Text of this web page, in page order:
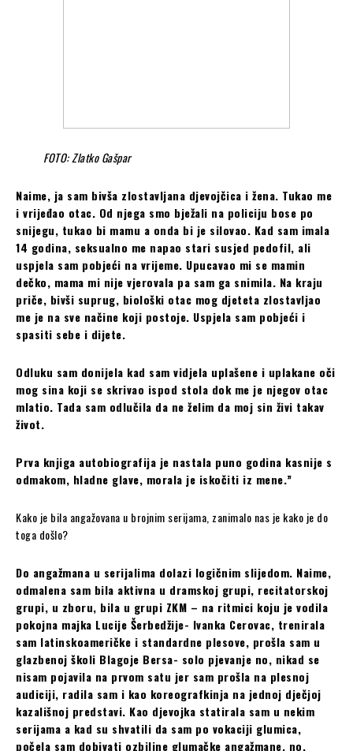
FOTO: Zlatko Gašpar
Naime, ja sam bivša zlostavljana djevojčica i žena. Tukao me
i vrijeđao otac. Od njega smo bježali na policiju bose po
snijegu, tukao bi mamu a onda bi je silovao. Kad sam imala
14 godina, seksualno me napao stari susjed pedofil, ali
uspjela sam pobjeći na vrijeme. Upucavao mi se mamin
dečko, mama mi nije vjerovala pa sam ga snimila. Na kraju
priče, bivši suprug, biološki otac mog djeteta zlostavljao
me je na sve načine koji postoje. Uspjela sam pobjeći i
spasiti sebe i dijete.
Odluku sam donijela kad sam vidjela uplašene i uplakane oči
mog sina koji se skrivao ispod stola dok me je njegov otac
mlatio. Tada sam odlučila da ne želim da moj sin živi takav
život.
Prva knjiga autobiografija je nastala puno godina kasnije s
odmakom, hladne glave, morala je iskočiti iz mene.”
Kako je bila angažovana u brojnim serijama, zanimalo nas je kako je do
toga došlo?
Do angažmana u serijalima dolazi logičnim slijedom. Naime,
odmalena sam bila aktivna u dramskoj grupi, recitatorskoj
grupi, u zboru, bila u grupi ZKM – na ritmici koju je vodila
pokojna majka Lucije Šerbedžije- Ivanka Cerovac, trenirala
sam latinskoameričke i standardne plesove, prošla sam u
glazbenoj školi Blagoje Bersa- solo pjevanje no, nikad se
nisam pojavila na prvom satu jer sam prošla na plesnoj
audiciji, radila sam i kao koreografkinja na jednoj dječjoj
kazališnoj predstavi. Kao djevojka statirala sam u nekim
serijama a kad su shvatili da sam po vokaciji glumica,
počela sam dobivati ozbiljne glumačke angažmane, no,